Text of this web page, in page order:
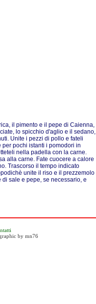
il pimento e il pepe di Caienna,
lo spicchio d'aglio e il sedano,
Unite i pezzi di pollo e fateli
pochi istanti i pomodori in
nella padella con la carne.
alla carne. Fate cuocere a calore
Trascorso il tempo indicato
unite il riso e il prezzemolo
sale e pepe, se necessario, e
by mn76